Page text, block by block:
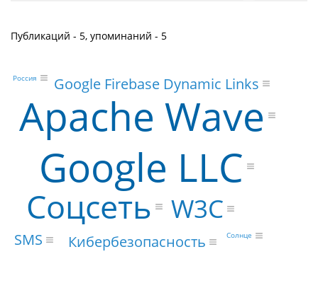
Публикаций - 5, упоминаний - 5
Google LLC
Apache Wave
Соцсеть W3C
Google Firebase Dynamic Links
SMS Кибербезопасность Солнце
Россия